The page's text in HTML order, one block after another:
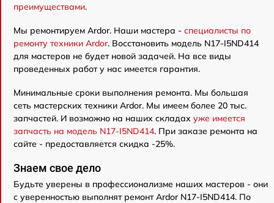
преимуществами.
Мы ремонтируем Ardor. Наши мастера - специалисты по
ремонту техники Ardor. Восстановить модель N17-I5ND414
для мастеров не будет новой задачей. На все виды
проведенных работ у нас имеется гарантия.
Минимальные сроки выполнения ремонта. Мы большая
сеть мастерских техники Ardor. Мы имеем более 20 тыс.
запчастей. И возможно на наших складах уже имеется
запчасть на модель N17-I5ND414. При заказе ремонта на
сайте - предоставляется скидка -25%.
Знаем свое дело
Будьте уверены в профессионализме наших мастеров - они
с уверенностью выполнят ремонт Ardor N17-I5ND414. По